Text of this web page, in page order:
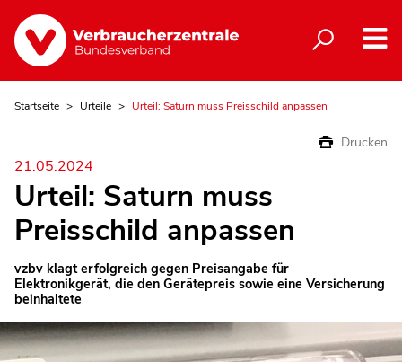
Startseite Urteile Urteil: Saturn muss Preisschild anpassen
Drucken
21.05.2024
Urteil: Saturn muss
Preisschild anpassen
vzbv klagt erfolgreich gegen Preisangabe für
Elektronikgerät, die den Gerätepreis sowie eine Versicherung
beinhaltete